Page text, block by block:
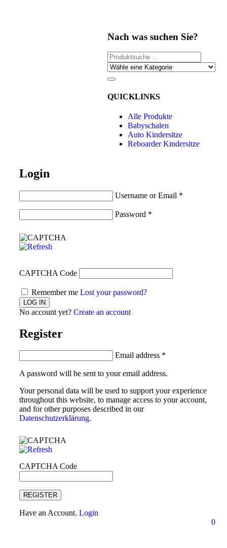
Nach was suchen Sie?
QUICKLINKS
Alle Produkte
Babyschalen
Auto Kindersitze
Reboarder Kindersitze
Login
Username or Email *
Password *
CAPTCHA Code
Remember me Lost your password?
No account yet? Create an account
Register
Email address *
A password will be sent to your email address.
Your personal data will be used to support your experience
throughout this website, to manage access to your account,
and for other purposes described in our
Datenschutzerklärung.
CAPTCHA Code
REGISTER
Have an Account. Login
0